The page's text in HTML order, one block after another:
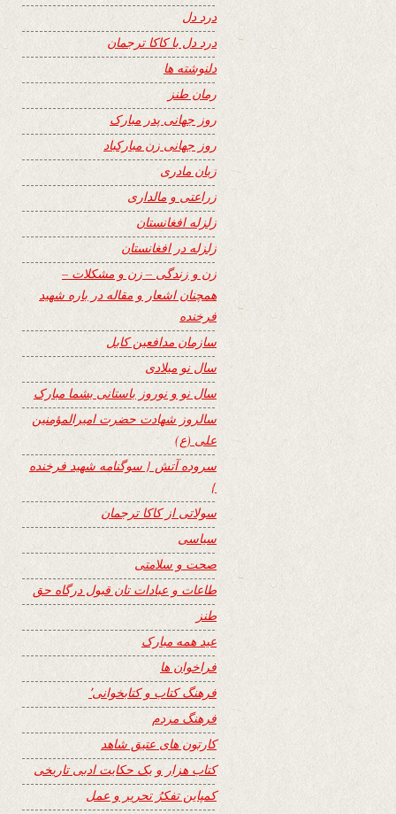
درد دل
درد دل با کاکا ترجمان
دلنوشته ها
رمان طنز
روز جهانی پدر مبارک
روز جهانی زن مبارکباد
زبان مادری
زراعتی و مالداری
زلزله افغانستان
زلزله در افغانستان
زن و زندگی – زن و مشکلات –
همچنان اشعار و مقاله در باره شهید
فرخنده
سازمان مدافعین کابل
سال نو میلادی
سال نو و نوروز باستانی بشما مبارک
سالروز شهادت حضرت امیرالمؤمنین
علی (ع)
سروده آتش { سوگنامه شهید فرخنده
}
سولاتی از کاکا ترجمان
سیاسی
صحت و سلامتی
طاعات و عبادات تان قبول درگاه حق
طنز
عید همه مبارک
فراخوان ها
فرهنگ کتاب و کتابخوانی٬
فرهنگ مردم
کارتون های عتیق شاهد
کتاب هزار و یک حکایت ادبی تاریخی
کمپاین تفکرُ تحریر و عمل